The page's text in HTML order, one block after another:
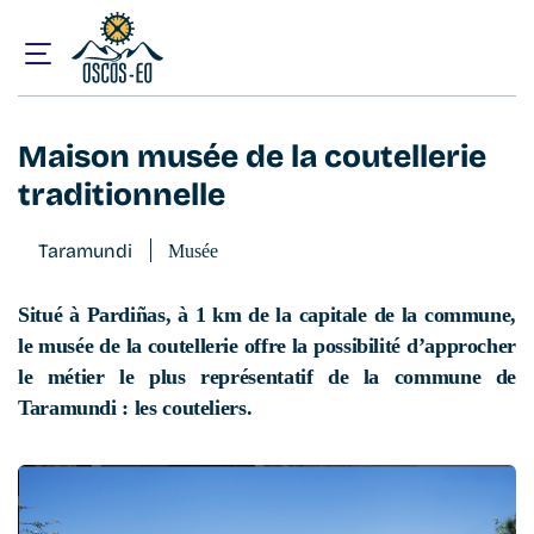
Que visiter ?
Maison musée de la coutellerie
traditionnelle
Taramundi Musée
Situé à Pardiñas, à 1 km de la capitale de la commune,
le musée de la coutellerie offre la possibilité d’approcher
le métier le plus représentatif de la commune de
Taramundi : les couteliers.